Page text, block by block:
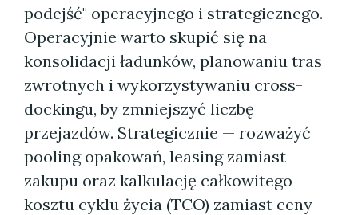
podejść" operacyjnego i strategicznego.
Operacyjnie warto skupić się na
konsolidacji ładunków, planowaniu tras
zwrotnych i wykorzystywaniu cross-
dockingu, by zmniejszyć liczbę
przejazdów. Strategicznie — rozważyć
pooling opakowań, leasing zamiast
zakupu oraz kalkulację całkowitego
kosztu cyklu życia (TCO) zamiast ceny